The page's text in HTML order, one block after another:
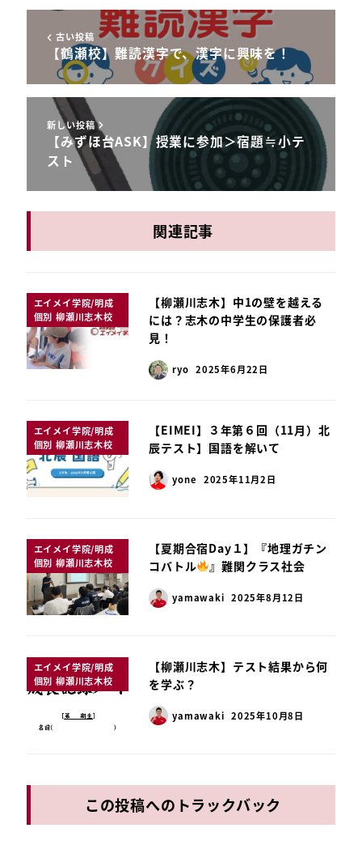
古い投稿
【鶴瀬校】難読漢字で、漢字に興味を！
新しい投稿
【みずほ台ASK】授業に参加＞宿題≒小テ
スト
関連記事
エイメイ学院/明成
個別 柳瀬川志木校
【柳瀬川志木】中1の壁を越える
には？志木の中学生の保護者必
見！
ryo 2025年6月22日
エイメイ学院/明成
個別 柳瀬川志木校
【EIMEI】３年第６回（11月）北
辰テスト】国語を解いて
yone 2025年11月2日
エイメイ学院/明成
個別 柳瀬川志木校
【夏期合宿Day１】『地理ガチン
コバトル
』難関クラス社会
yamawaki 2025年8月12日
エイメイ学院/明成
個別 柳瀬川志木校
【柳瀬川志木】テスト結果から何
を学ぶ？
yamawaki 2025年10月8日
この投稿へのトラックバック